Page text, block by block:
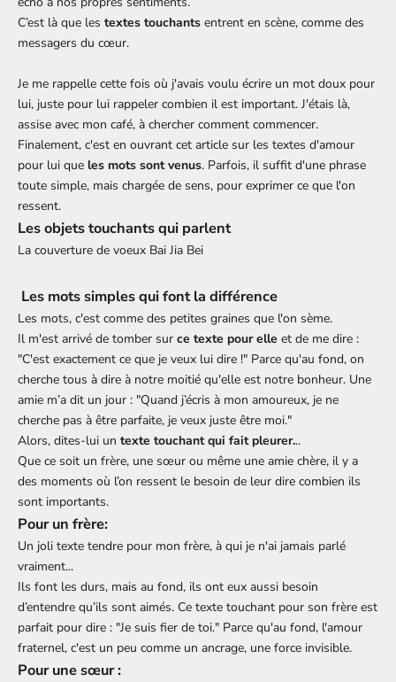
C’est là que les textes touchants entrent en scène, comme des
messagers du cœur.
Je me rappelle cette fois où j'avais voulu écrire un mot doux pour
lui, juste pour lui rappeler combien il est important. J'étais là,
assise avec mon café, à chercher comment commencer.
Finalement, c'est en ouvrant cet article sur les textes d'amour
pour lui que les mots sont venus. Parfois, il suffit d'une phrase
toute simple, mais chargée de sens, pour exprimer ce que l'on
ressent.
Les objets touchants qui parlent
La couverture de voeux Bai Jia Bei
Les mots simples qui font la différence
Les mots, c'est comme des petites graines que l'on sème.
Il m'est arrivé de tomber sur ce texte pour elle et de me dire :
"C'est exactement ce que je veux lui dire !" Parce qu'au fond, on
cherche tous à dire à notre moitié qu'elle est notre bonheur. Une
amie m’a dit un jour : "Quand j’écris à mon amoureux, je ne
cherche pas à être parfaite, je veux juste être moi."
Alors, dites-lui un texte touchant qui fait pleurer...
Que ce soit un frère, une sœur ou même une amie chère, il y a
des moments où l’on ressent le besoin de leur dire combien ils
sont importants.
Pour un frère:
Un joli texte tendre pour mon frère, à qui je n'ai jamais parlé
vraiment...
Ils font les durs, mais au fond, ils ont eux aussi besoin
d’entendre qu’ils sont aimés. Ce texte touchant pour son frère est
parfait pour dire : "Je suis fier de toi." Parce qu'au fond, l'amour
fraternel, c'est un peu comme un ancrage, une force invisible.
Pour une sœur :